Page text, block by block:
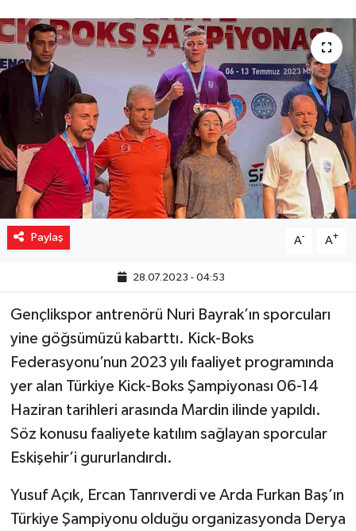
Paylaş A- A+
28.07.2023 - 04:53
Gençlikspor antrenörü Nuri Bayrak’ın sporcuları
yine göğsümüzü kabarttı. Kick-Boks
Federasyonu’nun 2023 yılı faaliyet programında
yer alan Türkiye Kick-Boks Şampiyonası 06-14
Haziran tarihleri arasında Mardin ilinde yapıldı.
Söz konusu faaliyete katılım sağlayan sporcular
Eskişehir’i gururlandırdı.
Yusuf Açık, Ercan Tanrıverdi ve Arda Furkan Baş’ın
Türkiye Şampiyonu olduğu organizasyonda Derya
Yaşam
Resmi ilanlar